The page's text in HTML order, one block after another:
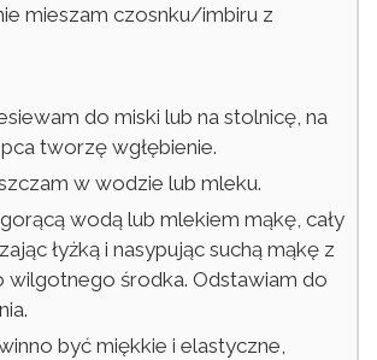
mieszam czosnku/imbiru z
do miski lub na stolnicę, na
tworzę wgłębienie.
w wodzie lub mleku.
wodą lub mlekiem mąkę, cały
łyżką i nasypując suchą mąkę z
środka. Odstawiam do
być miękkie i elastyczne,